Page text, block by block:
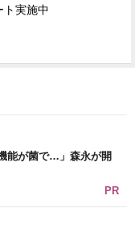
ト実施中
能が菌で…」森永が開
PR